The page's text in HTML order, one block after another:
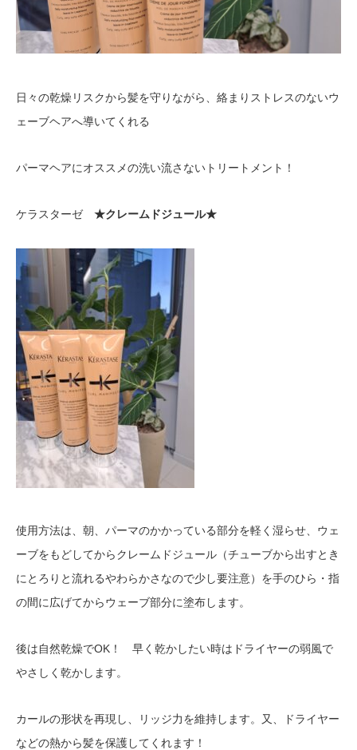
日々の乾燥リスクから髪を守りながら、絡まりストレスのないウ
ェーブヘアへ導いてくれる
パーマヘアにオススメの洗い流さないトリートメント！
ケラスターゼ ★クレームドジュール★
使用方法は、朝、パーマのかかっている部分を軽く湿らせ、ウェ
ーブをもどしてからクレームドジュール（チューブから出すとき
にとろりと流れるやわらかさなので少し要注意）を手のひら・指
の間に広げてからウェーブ部分に塗布します。
後は自然乾燥でOK！ 早く乾かしたい時はドライヤーの弱風で
やさしく乾かします。
カールの形状を再現し、リッジ力を維持します。又、ドライヤー
などの熱から髪を保護してくれます！